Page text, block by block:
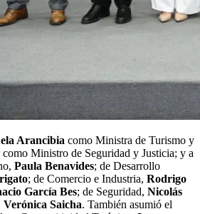
Arancibia como Ministra de Turismo y
como Ministro de Seguridad y Justicia; y a
Paula Benavides; de Desarrollo
; de Comercio e Industria, Rodrigo
García Bes; de Seguridad, Nicolás
Verónica Saicha. También asumió el